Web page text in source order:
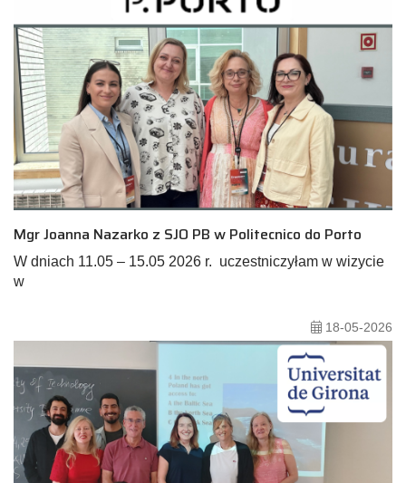
Mgr Joanna Nazarko z SJO PB w Politecnico do Porto
W dniach 11.05 – 15.05 2026 r. uczestniczyłam w wizycie
w
18-05-2026